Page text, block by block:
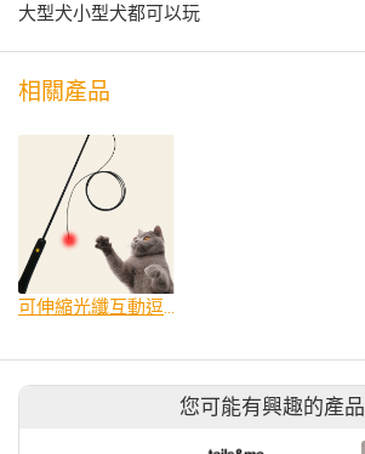
大型犬小型犬都可以玩
相關產品
可伸縮光纖互動逗貓棒（太陽能＋Type-C 充電）
您可能有興趣的產品